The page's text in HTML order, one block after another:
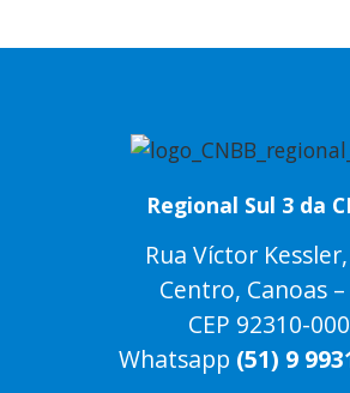
Regional Sul 3 da
Rua Víctor
Centro, Canoas –
CEP 92310-000
Whatsapp (51) 9